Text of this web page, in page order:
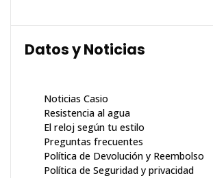
Datos y Noticias
Noticias Casio
Resistencia al agua
El reloj según tu estilo
Preguntas frecuentes
Política de Devolución y Reembolso
Política de Seguridad y privacidad